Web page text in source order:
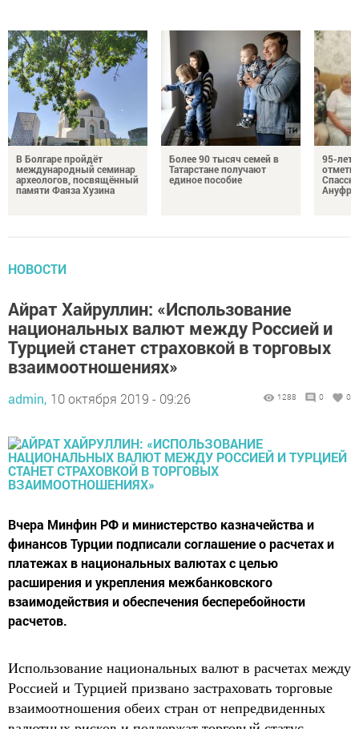
В Болгаре пройдёт
международный семинар
археологов, посвящённый
памяти Фаяза Хузина
Более 90 тысяч семей в
Татарстане получают
единое пособие
95-
НОВОСТИ
Айрат Хайруллин: «Использование
национальных валют между Россией и
Турцией станет страховкой в торговых
взаимоотношениях»
admin, 10 октября 2019 - 09:26 1288 0 0
​​​​​​​Вчера Минфин РФ и министерство казначейства и
финансов Турции подписали соглашение о расчетах и
платежах в национальных валютах с целью
расширения и укрепления межбанковского
взаимодействия и обеспечения бесперебойности
расчетов.
Использование национальных валют в расчетах между
Россией и Турцией призвано застраховать торговые
взаимоотношения обеих стран от непредвиденных